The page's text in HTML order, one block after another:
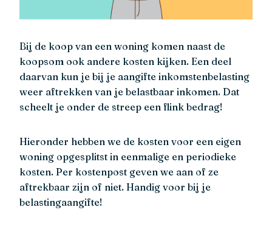
Bij de koop van een woning komen naast de
koopsom ook andere kosten kijken. Een deel
daarvan kun je bij je aangifte inkomstenbelasting
weer aftrekken van je belastbaar inkomen. Dat
scheelt je onder de streep een flink bedrag!
Hieronder hebben we de kosten voor een eigen
woning opgesplitst in eenmalige en periodieke
kosten. Per kostenpost geven we aan of ze
aftrekbaar zijn of niet. Handig voor bij je
belastingaangifte!